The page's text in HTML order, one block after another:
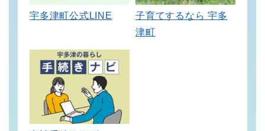
宇多津町公式LINE
子育てするなら 宇多
津町